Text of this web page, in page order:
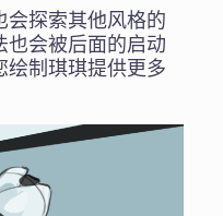
会探索其他风格的
会被后面的启动
绘制琪琪提供更多